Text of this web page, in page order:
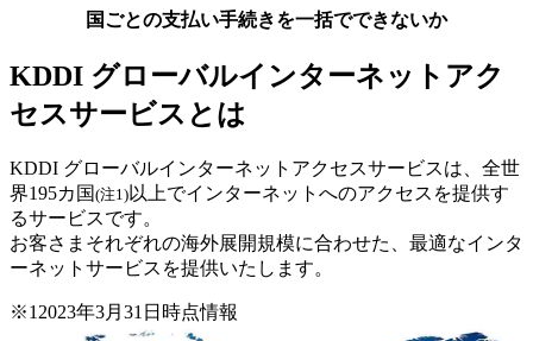
国ごとの支払い手続きを一括でできないか
KDDI グローバルインターネットアク
セスサービスとは
KDDI グローバルインターネットアクセスサービスは、全世
界195カ国(注1) 以上でインターネットへのアクセスを提供す
るサービスです。
お客さまそれぞれの海外展開規模に合わせた、最適なインタ
ーネットサービスを提供いたします。
※1 2023年3月31日時点情報